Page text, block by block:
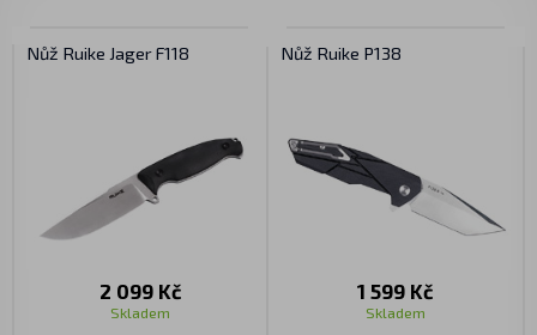
Nůž Ruike Jager F118
2 099 Kč
Skladem
Nůž Ruike P138
1 599 Kč
Skladem